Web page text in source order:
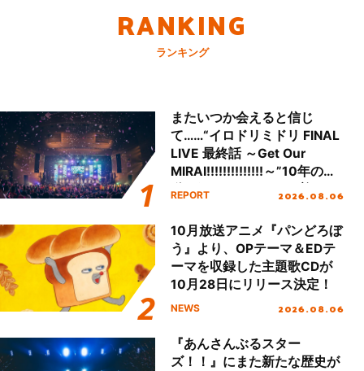
RANKING
ランキング
またいつか会えると信じ
て……“イロドリミドリ FINAL
LIVE 最終話 ～Get Our
MIRAI!!!!!!!!!!!!!!～”10年の活
動を経てファイナルを迎える
REPORT 2026.08.06
10月放送アニメ『パンどろぼ
う』より、OPテーマ＆EDテ
ーマを収録した主題歌CDが
10月28日にリリース決定！
NEWS 2026.08.06
『あんさんぶるスター
ズ！！』にまた新たな歴史が